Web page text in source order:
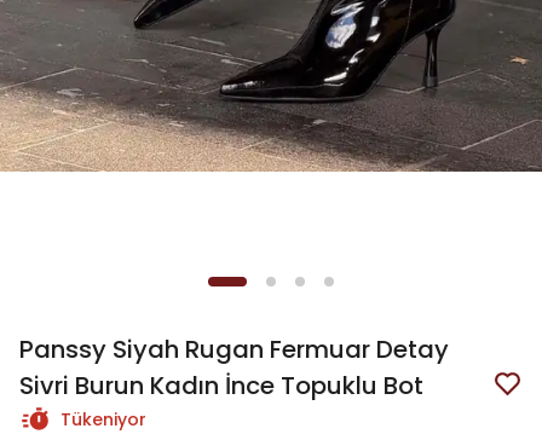
Panssy Siyah Rugan Fermuar Detay
Sivri Burun Kadın İnce Topuklu Bot
Tükeniyor